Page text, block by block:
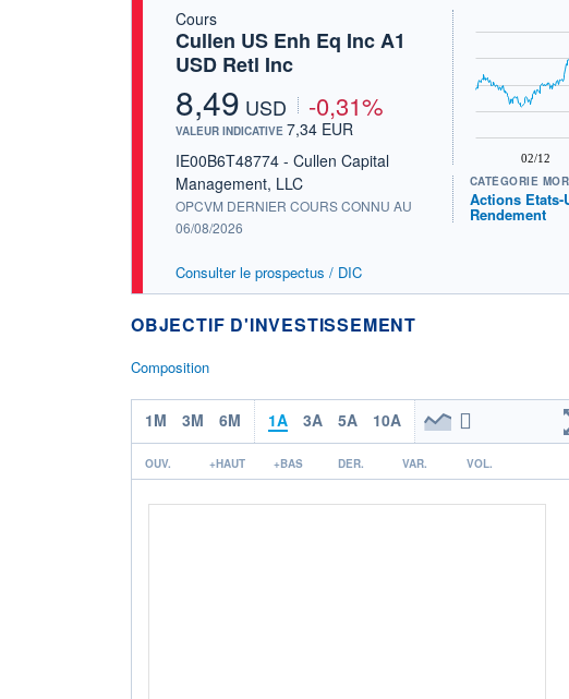
Cours
Cullen US Enh Eq Inc A1
USD Retl Inc
8,49 USD -0,31%
VALEUR INDICATIVE 7,34 EUR
IE00B6T48774 - Cullen Capital
Management, LLC
OPCVM DERNIER COURS CONNU AU
06/08/2026
Consulter le prospectus / DIC
02/12
CATÉGORIE
Actions Etats-
Rendement
OBJECTIF D'INVESTISSEMENT
Composition
1M 3M 6M 1A 3A 5A 10A
OUV. +HAUT +BAS DER. VAR. VOL.